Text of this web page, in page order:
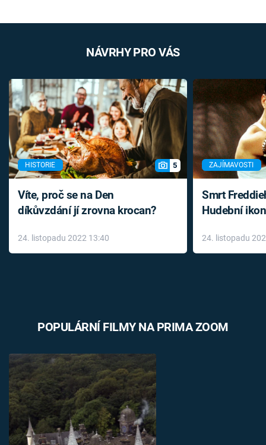
NÁVRHY PRO VÁS
HISTORIE 5
Víte, proč se na Den
díkůvzdání jí zrovna krocan?
24. listopadu 2022 13:40
ZAJÍMAVOSTI
Smrt
Hudební
léky
24. listopadu
POPULÁRNÍ FILMY NA PRIMA ZOOM